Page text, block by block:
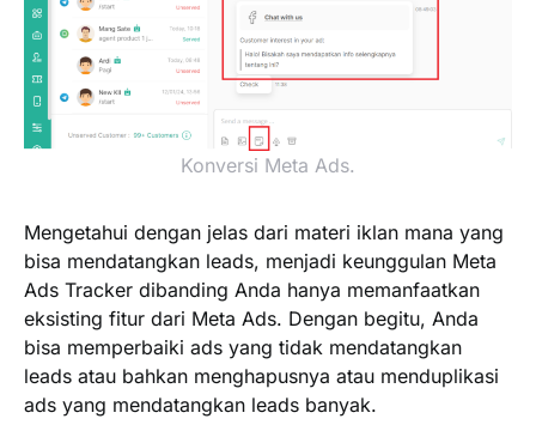
Konversi Meta Ads.
Mengetahui dengan jelas dari materi iklan mana yang
bisa mendatangkan leads, menjadi keunggulan Meta
Ads Tracker dibanding Anda hanya memanfaatkan
eksisting fitur dari Meta Ads. Dengan begitu, Anda
bisa memperbaiki ads yang tidak mendatangkan
leads atau bahkan menghapusnya atau menduplikasi
ads yang mendatangkan leads banyak.